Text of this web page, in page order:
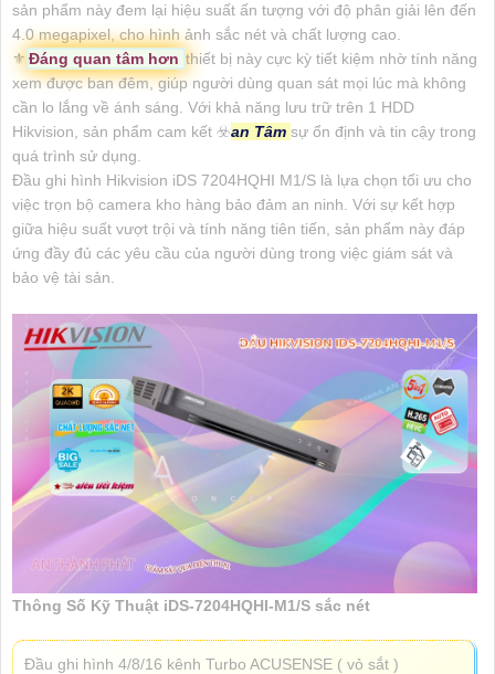
sản phẩm này đem lại hiệu suất ấn tượng với độ phân giải lên đến
4.0 megapixel, cho hình ảnh sắc nét và chất lượng cao.
⚜️ Đáng quan tâm hơn thiết bị này cực kỳ tiết kiệm nhờ tính năng
xem được ban đêm, giúp người dùng quan sát mọi lúc mà không
cần lo lắng về ánh sáng. Với khả năng lưu trữ trên 1 HDD
Hikvision, sản phẩm cam kết ☣️an Tâm sự ổn định và tin cậy trong
quá trình sử dụng.
Đầu ghi hình Hikvision iDS 7204HQHI M1/S là lựa chọn tối ưu cho
việc trọn bộ camera kho hàng bảo đảm an ninh. Với sự kết hợp
giữa hiệu suất vượt trội và tính năng tiên tiến, sản phẩm này đáp
ứng đầy đủ các yêu cầu của người dùng trong việc giám sát và
bảo vệ tài sản.
Thông Số Kỹ Thuật iDS-7204HQHI-M1/S sắc nét
Đầu ghi hình 4/8/16 kênh Turbo ACUSENSE ( vỏ sắt )